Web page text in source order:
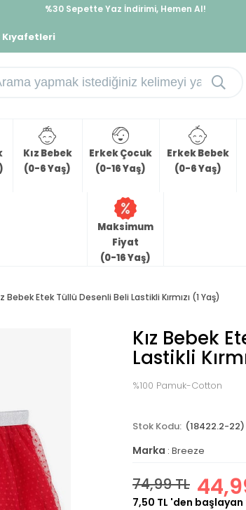
%30 Sepette Yaz İndirimi, Hemen Al!
Kıyafetleri
Kız Bebek
(0-6 Yaş)
Erkek Çocuk
(0-16 Yaş)
Erkek Bebek
(0-6 Yaş)
Maksimum
Fiyat
(0-16 Yaş)
Bebek Etek Tüllü Desenli Beli Lastikli Kırmızı (1 Yaş)
Kız Bebek
Lastikli
%100 Pamuk-Cotton
(18422.2-22)
Marka : Breeze
74,99 TL
7,50 TL 'den